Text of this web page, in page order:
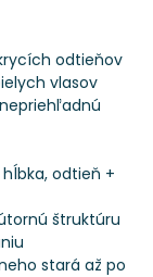
odtieňov
vlasov
odtieň +
štruktúru
stará až po